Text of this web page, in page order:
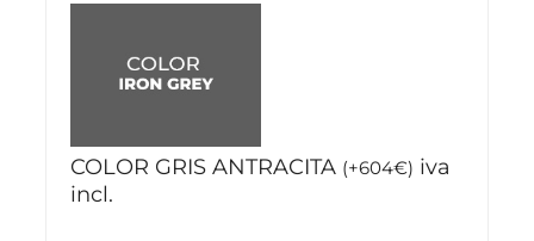
COLOR GRIS ANTRACITA (+604€) iva
incl.